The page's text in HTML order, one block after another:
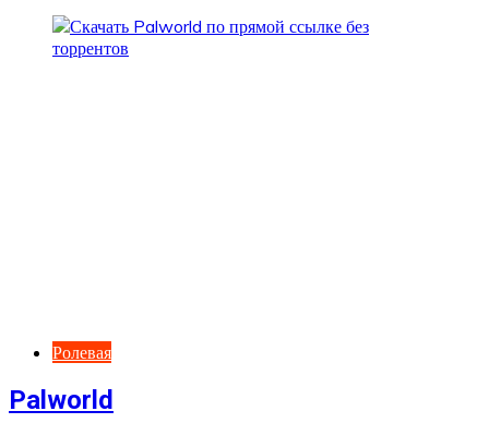
Ролевая
Palworld